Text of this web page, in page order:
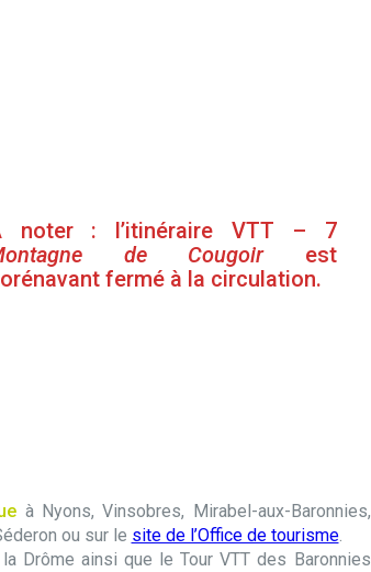
noter : l’itinéraire VTT – 7
de Cougoirest
fermé à la circulation.
à Nyons, Vinsobres, Mirabel-aux-Baronnies,
ou sur le site de l’Office de tourisme.
Drôme ainsi que le Tour VTT des Baronnies